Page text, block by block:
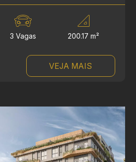
3 Vagas 200.17 m²
VEJA MAIS